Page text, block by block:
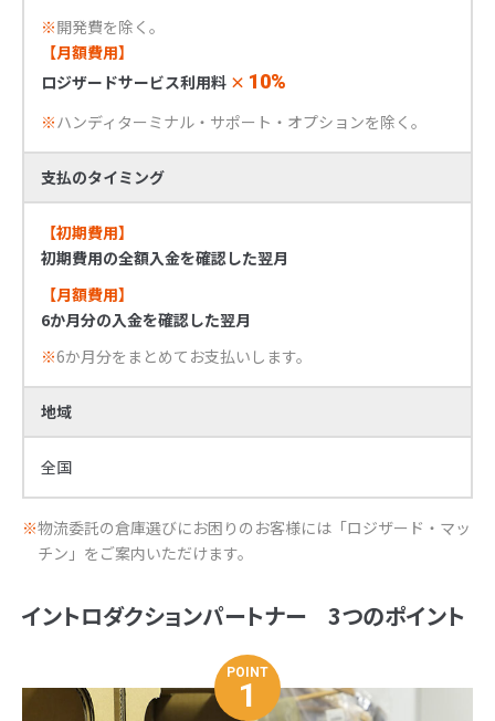
※開発費を除く。
【月額費用】
ロジザードサービス利用料 × 10%
※ハンディターミナル・サポート・オプションを除く。
支払のタイミング
【初期費用】
初期費用の全額入金を確認した翌月
【月額費用】
6か月分の入金を確認した翌月
※6か月分をまとめてお支払いします。
地域
全国
※物流委託の倉庫選びにお困りのお客様には「ロジザード・マッ
チン」をご案内いただけます。
イントロダクションパートナー 3つのポイント
POINT
1